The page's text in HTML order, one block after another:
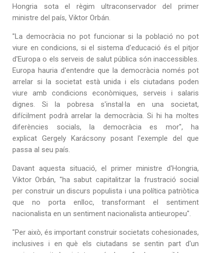
Hongria sota el règim ultraconservador del primer
ministre del país, Viktor Orbán.
"La democràcia no pot funcionar si la població no pot
viure en condicions, si el sistema d'educació és el pitjor
d'Europa o els serveis de salut pública són inaccessibles.
Europa hauria d'entendre que la democràcia només pot
arrelar si la societat està unida i els ciutadans poden
viure amb condicions econòmiques, serveis i salaris
dignes. Si la pobresa s'instal·la en una societat,
difícilment podrà arrelar la democràcia. Si hi ha moltes
diferències socials, la democràcia es mor", ha
explicat Gergely Karácsony posant l'exemple del que
passa al seu país.
Davant aquesta situació, el primer ministre d'Hongria,
Viktor Orbán, "ha sabut capitalitzar la frustració social
per construir un discurs populista i una política patriòtica
que no porta enlloc, transformant el sentiment
nacionalista en un sentiment nacionalista antieuropeu".
"Per això, és important construir societats cohesionades,
inclusives i en què els ciutadans se sentin part d'un